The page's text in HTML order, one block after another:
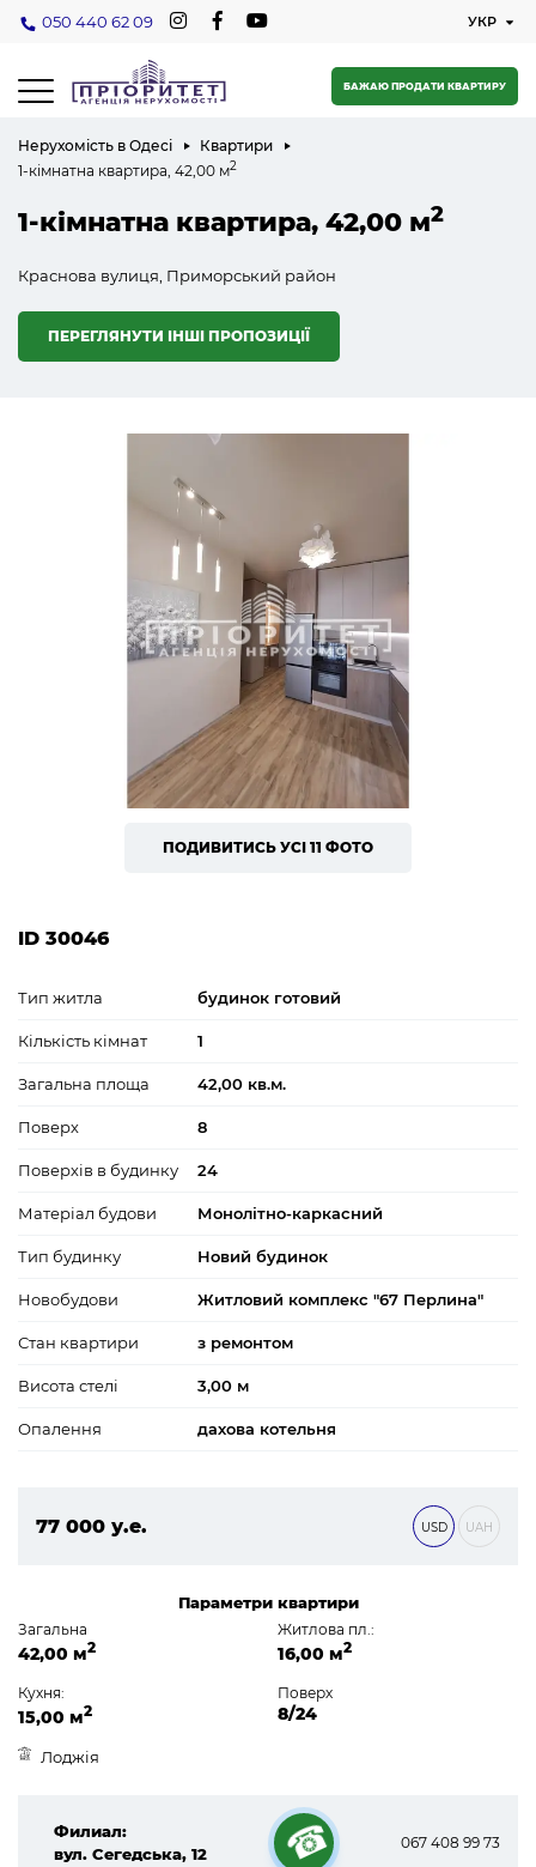
050 440 62 09
БАЖАЮ ПРОДАТИ КВАРТИРУ
Нерухомість в Одесі
Квартири
1-кімнатна квартира, 42,00 м2
1-кімнатна квартира, 42,00 м2
Краснова вулиця, Приморський район
ПЕРЕГЛЯНУТИ ІНШІ ПРОПОЗИЦІЇ
ПОДИВИТИСЬ УСІ 11 ФОТО
ID 30046
Тип житла будинок готовий
Кількість кімнат 1
Загальна площа 42,00 кв.м.
Поверх 8
Поверхів в будинку 24
Матеріал будови Монолітно-каркасний
Тип будинку Новий будинок
Новобудови Житловий комплекс "67 Перлина"
Стан квартири з ремонтом
Висота стелі 3,00 м
Опалення дахова котельня
77 000 у.е.
USD UAH
Параметри квартири
Загальна
42,00 м2
Житлова пл.:
16,00 м2
Кухня:
15,00 м2
Поверх
8/24
Лоджія
Филиал:
вул. Сегедська, 12
067 408 99 73